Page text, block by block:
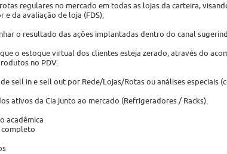
regulares no mercado em todas as lojas da carteira,
e da avaliação de loja (FDS);
o resultado das ações implantadas dentro do canal
o estoque virtual dos clientes esteja zerado, através do
no PDV.
sell in e sell out por Rede/Lojas/Rotas ou análises especiais
ativos da Cia junto ao mercado (Refrigeradores / Racks).
acadêmica